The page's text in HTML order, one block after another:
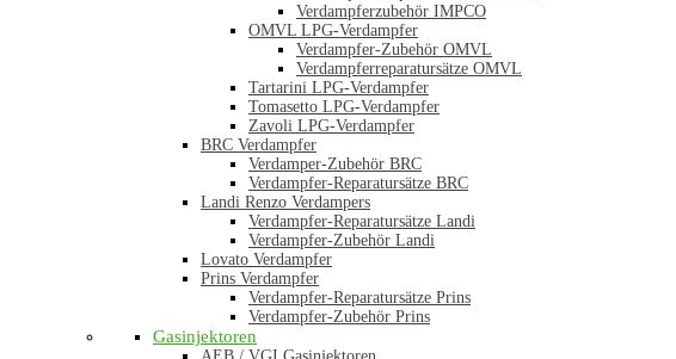
Verdampferzubehör IMPCO
OMVL LPG-Verdampfer
Verdampfer-Zubehör OMVL
Verdampferreparatursätze OMVL
Tartarini LPG-Verdampfer
Tomasetto LPG-Verdampfer
Zavoli LPG-Verdampfer
BRC Verdampfer
Verdamper-Zubehör BRC
Verdampfer-Reparatursätze BRC
Landi Renzo Verdampers
Verdampfer-Reparatursätze Landi
Verdampfer-Zubehör Landi
Lovato Verdampfer
Prins Verdampfer
Verdampfer-Reparatursätze Prins
Verdampfer-Zubehör Prins
Gasinjektoren